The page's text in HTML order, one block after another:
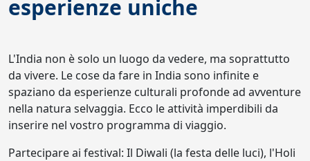
esperienze uniche
L'India non è solo un luogo da vedere, ma soprattutto
da vivere. Le cose da fare in India sono infinite e
spaziano da esperienze culturali profonde ad avventure
nella natura selvaggia. Ecco le attività imperdibili da
inserire nel vostro programma di viaggio.
Partecipare ai festival: Il Diwali (la festa delle luci), l'Holi